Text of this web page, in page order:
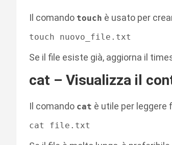
Il comando touch è usato per
Se il file esiste già, aggiorna il
cat – Visualizza il
Il comando cat è utile per